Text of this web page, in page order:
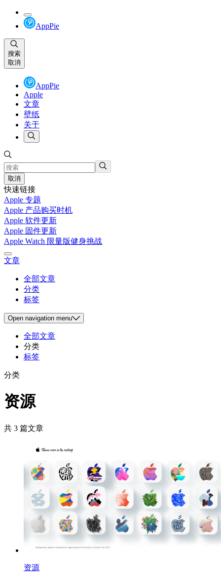
AppPie
搜索
取消
AppPie
Apple
文章
壁纸
关于
取消
快速链接
Apple 专题
Apple 产品购买时机
Apple 软件更新
Apple 固件更新
Apple Watch 限量版健身挑战
文章
全部文章
分类
标签
Open navigation menu
全部文章
分类
标签
分类
资源
共 3 篇文章
资源